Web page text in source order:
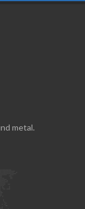
metal.